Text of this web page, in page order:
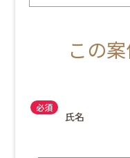
この
氏名